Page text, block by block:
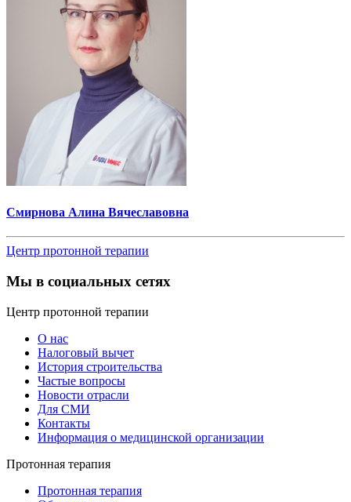
Смирнова Алина Вячеславовна
Центр протонной терапии
Мы в социальных сетях
Центр протонной терапии
О нас
Налоговый вычет
История строительства
Частые вопросы
Новости отрасли
Для СМИ
Контакты
Информация о медицинской организации
Протонная терапия
Протонная терапия